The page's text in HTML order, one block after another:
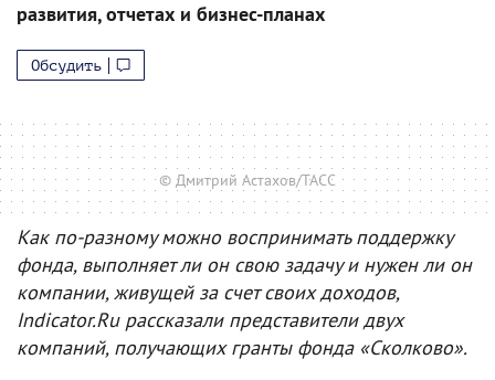
развития, отчетах и бизнес-планах
Обсудить
© Дмитрий Астахов/ТАСС
Как по-разному можно воспринимать поддержку
фонда, выполняет ли он свою задачу и нужен ли он
компании, живущей за счет своих доходов,
Indicator.Ru рассказали представители двух
компаний, получающих гранты фонда «Сколково».